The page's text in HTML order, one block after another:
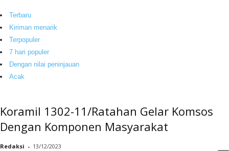
Terbaru
Kiriman menarik
Terpopuler
7 hari populer
Dengan nilai peninjauan
Acak
Koramil 1302-11/Ratahan Gelar Komsos
Dengan Komponen Masyarakat
Redaksi - 13/12/2023